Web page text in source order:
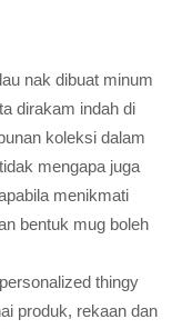
nak dibuat minum
dirakam indah di
koleksi dalam
mengapa juga
menikmati
bentuk mug boleh
thingy
produk, rekaan dan